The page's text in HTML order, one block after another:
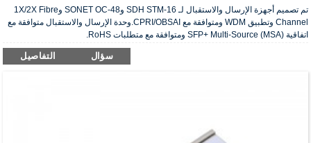
تم تصميم أجهزة الإرسال والاستقبال لـ SDH STM-16 وSONET OC-48 و1X/2X Fibre
Channel وتطبيق WDM ومتوافقة مع CPRI/OBSAI.وحدة الإرسال والاستقبال متوافقة مع
اتفاقية SFP+ Multi-Source (MSA) ومتوافقة مع متطلبات RoHS.
سؤال التفاصيل